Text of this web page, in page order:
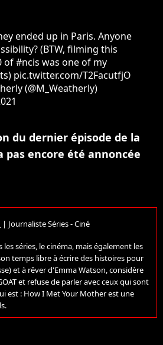
ended up in Paris. Anyone
(BTW, filming this
of#ncis was one of my
pic.twitter.com/T2FacutfjO
(@M_Weatherly)
du dernier épisode de la
pas encore été annoncée
| Journaliste Séries - Ciné
les séries, le cinéma, mais également les
temps libre à écrire des histoires pour
et à rêver d'Emma Watson, considère
et refuse de parler avec ceux qui sont
est : How I Met Your Mother est une